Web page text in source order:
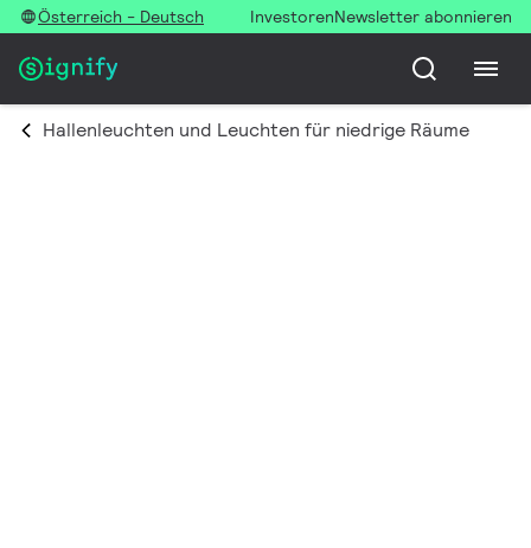
Österreich - Deutsch InvestorenNewsletter abonnieren
Hallenleuchten und Leuchten für niedrige Räume